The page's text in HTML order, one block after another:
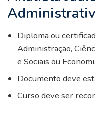
Diploma ou
Administração,
e Sociais ou
Documento deve
Curso deve ser